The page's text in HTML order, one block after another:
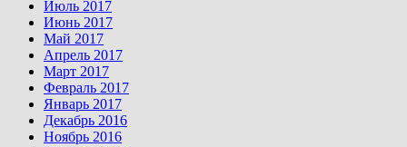
Июль 2017
Июнь 2017
Май 2017
Апрель 2017
Март 2017
Февраль 2017
Январь 2017
Декабрь 2016
Ноябрь 2016